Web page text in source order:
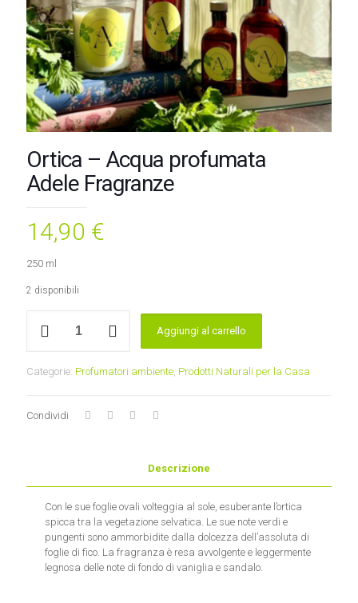
Ortica – Acqua profumata
Adele Fragranze
14,90 €
250 ml
2 disponibili
Adele
quantità
Aggiungi al carrello
Categorie: Profumatori ambiente, Prodotti Naturali per la Casa
Condividi
Descrizione
Con le sue foglie ovali volteggia al sole, esuberante l’ortica
spicca tra la vegetazione selvatica. Le sue note verdi e
pungenti sono ammorbidite dalla dolcezza dell’assoluta di
foglie di fico. La fragranza è resa avvolgente e leggermente
legnosa delle note di fondo di vaniglia e sandalo.